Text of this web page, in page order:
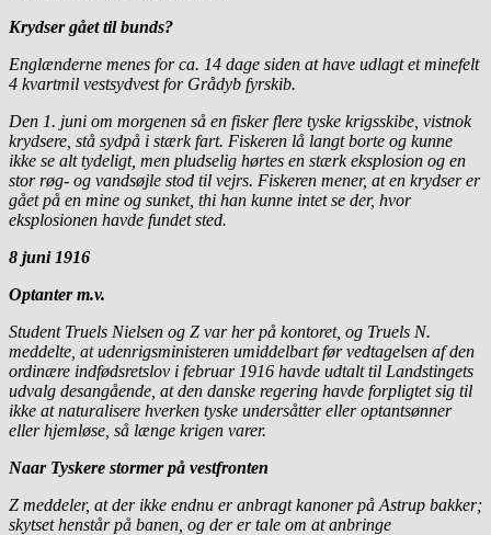
Krydser gået til bunds?
Englænderne menes for ca. 14 dage siden at have udlagt et minefelt
4 kvartmil vestsydvest for Grådyb fyrskib.
Den 1. juni om morgenen så en fisker flere tyske krigsskibe, vistnok
krydsere, stå sydpå i stærk fart. Fiskeren lå langt borte og kunne
ikke se alt tydeligt, men pludselig hørtes en stærk eksplosion og en
stor røg- og vandsøjle stod til vejrs. Fiskeren mener, at en krydser er
gået på en mine og sunket, thi han kunne intet se der, hvor
eksplosionen havde fundet sted.
8 juni 1916
Optanter m.v.
Student Truels Nielsen og Z var her på kontoret, og Truels N.
meddelte, at udenrigsministeren umiddelbart før vedtagelsen af den
ordinære indfødsretslov i februar 1916 havde udtalt til Landstingets
udvalg desangående, at den danske regering havde forpligtet sig til
ikke at naturalisere hverken tyske undersåtter eller optantsønner
eller hjemløse, så længe krigen varer.
Naar Tyskere stormer på vestfronten
Z meddeler, at der ikke endnu er anbragt kanoner på Astrup bakker;
skytset henstår på banen, og der er tale om at anbringe